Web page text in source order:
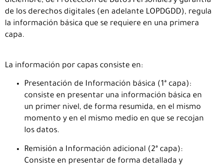
de los derechos digitales (en adelante LOPDGDD), regula
la información básica que se requiere en una primera
capa.
La información por capas consiste en:
Presentación de Información básica (1ª capa):
consiste en presentar una información básica en
un primer nivel, de forma resumida, en el mismo
momento y en el mismo medio en que se recojan
los datos.
Remisión a Información adicional (2ª capa):
Consiste en presentar de forma detallada y